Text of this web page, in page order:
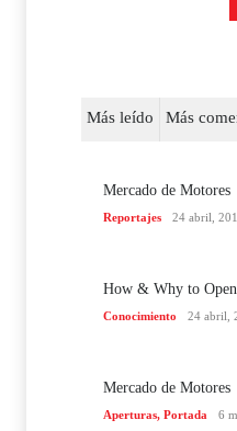
Más leído Más
Mercado de Motores
Reportajes 24 abril,
How & Why to
Conocimiento 24 abril,
Mercado de Motores
Aperturas, Portada 6